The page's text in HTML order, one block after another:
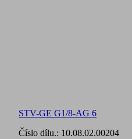
STV-GE G1/8-AG 6
Číslo dílu.: 10.08.02.00204